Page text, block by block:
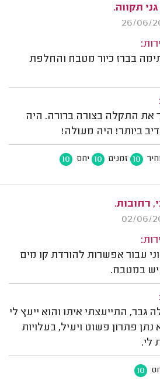
תקווה.
בברז כיור מטבח והחלפת
את התקלה בצורה ברורה. היה
ביותר! היה מעולה!
10 זמנים 10 יחס 10
רחובות.
עבור אפשרות להורדת קו מים
במטבח.
גבר, התייעצתי איתו והוא ייעץ לי
נתן פתרון פשוט ויעיל, בעלויות
לי.
10